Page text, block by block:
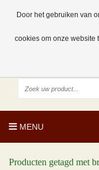
NL
EUR
MENU
Producten getagd met
Door het gebruiken van
cookies om onze website